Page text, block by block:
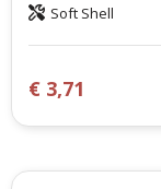
Soft Shell
€ 3,71